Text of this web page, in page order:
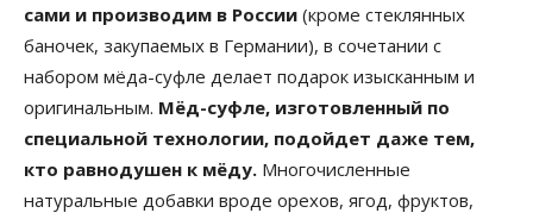
сами и производим в России (кроме стеклянных
баночек, закупаемых в Германии), в сочетании с
набором мёда-суфле делает подарок изысканным и
оригинальным. Мёд-суфле, изготовленный по
специальной технологии, подойдет даже тем,
кто равнодушен к мёду. Многочисленные
натуральные добавки вроде орехов, ягод, фруктов,